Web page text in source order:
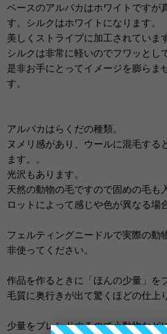
ベースのアルパカはホワイトですが
す。シルクはホワイトになります。
美しくストライプに加工されています
シルクは非常に軽いのでフワッとし
是非お手にとってイメージを膨らま
す。
アルパカはらくだの種類。
ヌメリ感があり、ウールに混毛する
ます。。
光沢もあります。
天然の動物の毛ですので固めの毛も
ロットによって感じや色が異なる場
フェルティングニードルで実際の動
非使ってください。
作品を作るときに「ほんの少量」を
毛質に奥行きが出て驚くほどの仕上
少量をブレンドするので小動物など